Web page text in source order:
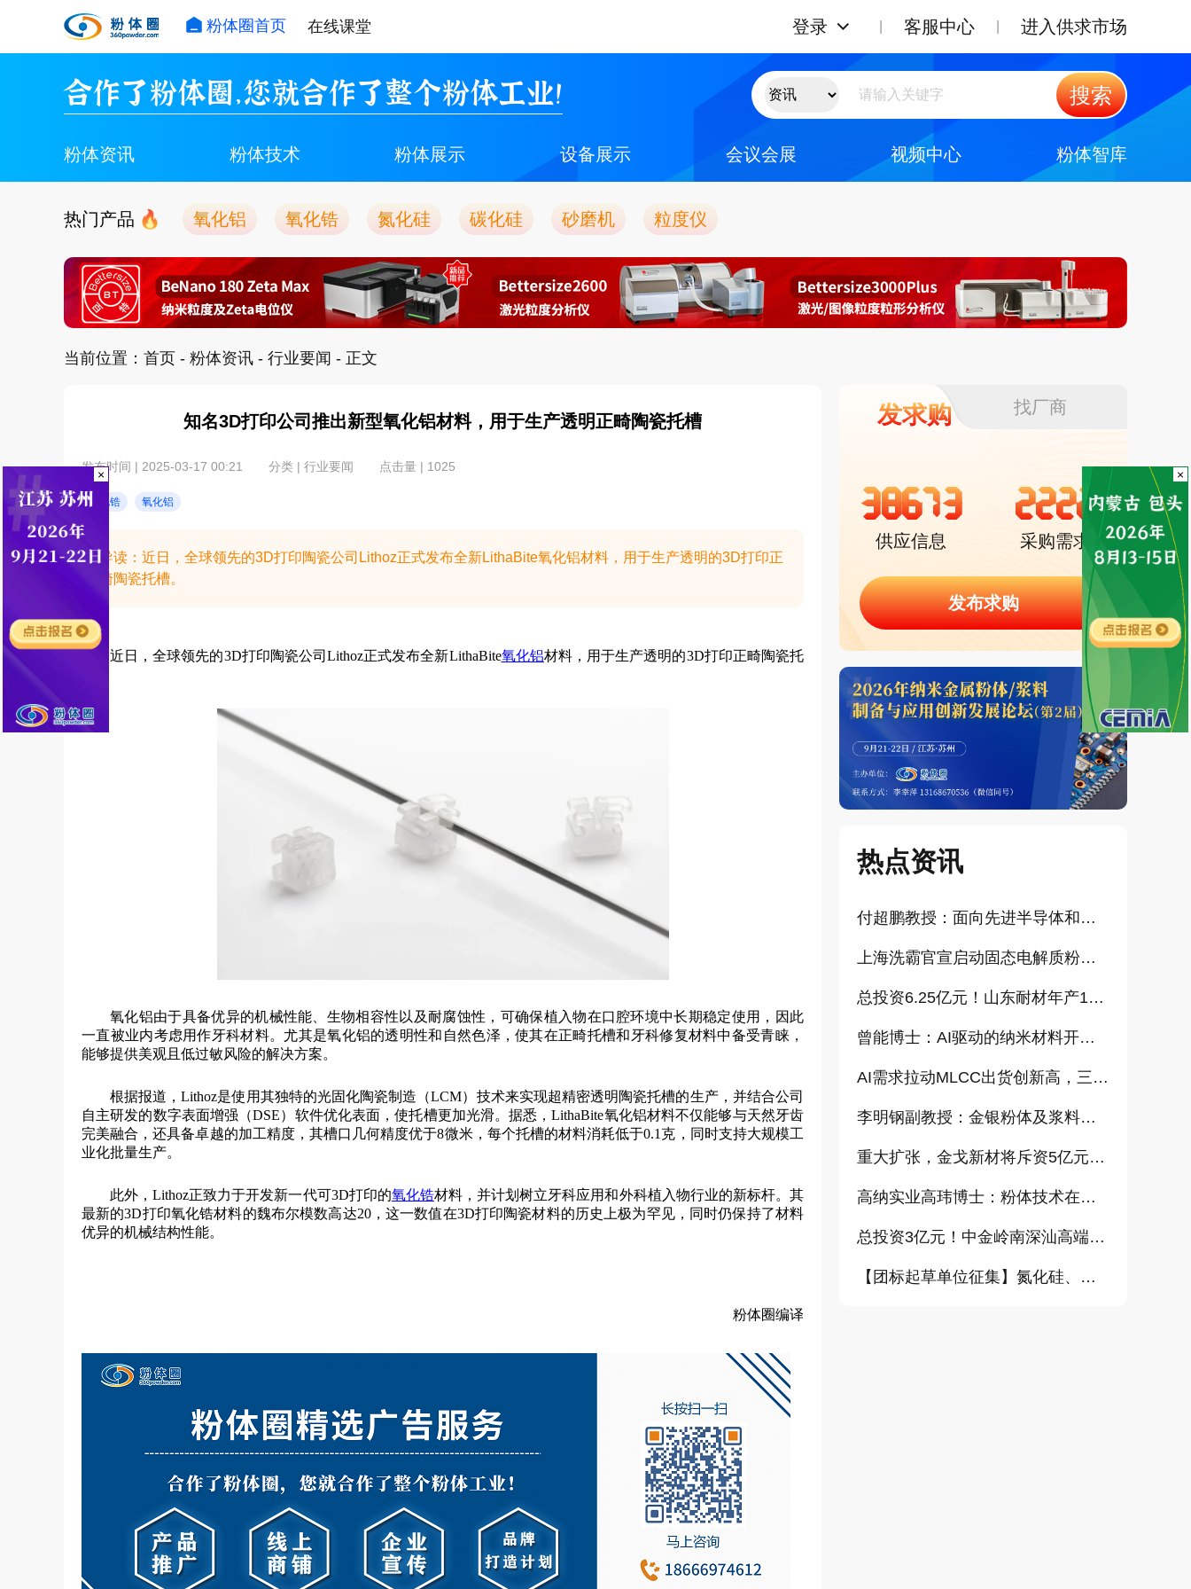
粉体圈首页 在线课堂 登录 客服中心 进入供求市场
合作了粉体圈，您就合作了整个粉体工业！ 搜索
粉体资讯 粉体技术 粉体展示 设备展示 会议会展 视频中心 粉体智库
热门产品 氧化铝 氧化锆 氮化硅 碳化硅 砂磨机 粒度仪
当前位置： 首页 - 粉体资讯 - 行业要闻 - 正文
知名3D打印公司推出新型氧化铝材料，用于生产透明正畸陶瓷托槽
发布时间 | 2025-03-17 00:21 分类 | 行业要闻 点击量 | 1025
氧化锆 氧化铝
导读：近日，全球领先的3D打印陶瓷公司Lithoz正式发布全新LithaBite氧化铝材料，用于生产透明的3D打印正
畸陶瓷托槽。
近日，全球领先的3D打印陶瓷公司Lithoz正式发布全新LithaBite氧化铝材料，用于生产透明的3D打印正畸陶瓷托
氧化铝由于具备优异的机械性能、生物相容性以及耐腐蚀性，可确保植入物在口腔环境中长期稳定使用，因此
一直被业内考虑用作牙科材料。尤其是氧化铝的透明性和自然色泽，使其在正畸托槽和牙科修复材料中备受青睐，
能够提供美观且低过敏风险的解决方案。
根据报道，Lithoz是使用其独特的光固化陶瓷制造（LCM）技术来实现超精密透明陶瓷托槽的生产，并结合公司
自主研发的数字表面增强（DSE）软件优化表面，使托槽更加光滑。据悉，LithaBite氧化铝材料不仅能够与天然牙齿
完美融合，还具备卓越的加工精度，其槽口几何精度优于8微米，每个托槽的材料消耗低于0.1克，同时支持大规模工
业化批量生产。
此外，Lithoz正致力于开发新一代可3D打印的氧化锆材料，并计划树立牙科应用和外科植入物行业的新标杆。其
最新的3D打印氧化锆材料的魏布尔模数高达20，这一数值在3D打印陶瓷材料的历史上极为罕见，同时仍保持了材料
优异的机械结构性能。
粉体圈编译
发求购 找厂商
38673
供应信息
2222
采购需求
发布求购
热点资讯
付超鹏教授：面向先进半导体和大健康产业的高纯超细氧化铝研发（报告）
上海洗霸官宣启动固态电解质粉体产业化项目
总投资6.25亿元！山东耐材年产15万吨高科技新材料项目正式开工
曾能博士：AI驱动的纳米材料开发新范式技术研究及基地建设（报告）
AI需求拉动MLCC出货创新高，三星、太阳诱电相继涨价
李明钢副教授：金银粉体及浆料增值化路径探讨（报告）
重大扩张，金戈新材将斥资5亿元打造“功能性粉体新材料智能制造基地”
高纳实业高玮博士：粉体技术在电池材料工业中的进展与需求（报告）
总投资3亿元！中金岭南深汕高端金属复合材料扩产项目正式开工
【团标起草单位征集】氮化硅、金刚石、碳化铪、氧化铝等
× ×